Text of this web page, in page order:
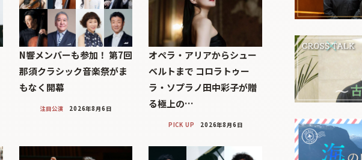
N響メンバーも参加！ 第7回
那須クラシック音楽祭がま
もなく開幕
注目公演 2026年8月6日
オペラ・アリアからシュー
ベルトまで コロラトゥー
ラ・ソプラノ田中彩子が贈
る極上の…
PICK UP 2026年8月6日